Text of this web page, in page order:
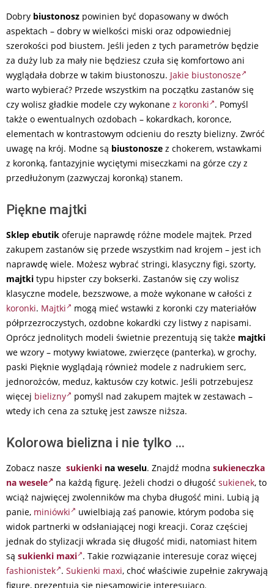
Dobry biustonosz powinien być dopasowany w dwóch
aspektach – dobry w wielkości miski oraz odpowiedniej
szerokości pod biustem. Jeśli jeden z tych parametrów będzie
za duży lub za mały nie będziesz czuła się komfortowo ani
wyglądała dobrze w takim biustonoszu. Jakie biustonosze
warto wybierać? Przede wszystkim na początku zastanów się
czy wolisz gładkie modele czy wykonane z koronki . Pomyśl
także o ewentualnych ozdobach – kokardkach, koronce,
elementach w kontrastowym odcieniu do reszty bielizny. Zwróć
uwagę na krój. Modne są biustonosze z chokerem, wstawkami
z koronką, fantazyjnie wyciętymi miseczkami na górze czy z
przedłużonym (zazwyczaj koronką) stanem.
Piękne majtki
Sklep ebutik oferuje naprawdę różne modele majtek. Przed
zakupem zastanów się przede wszystkim nad krojem – jest ich
naprawdę wiele. Możesz wybrać stringi, klasyczny figi, szorty,
majtki typu hipster czy bokserki. Zastanów się czy wolisz
klasyczne modele, bezszwowe, a może wykonane w całości z
koronki. Majtki
mogą mieć wstawki z koronki czy materiałów
półprzezroczystych, ozdobne kokardki czy listwy z napisami.
Oprócz jednolitych modeli świetnie prezentują się także majtki
we wzory – motywy kwiatowe, zwierzęce (panterka), w grochy,
paski Pięknie wyglądają również modele z nadrukiem serc,
jednorożców, meduz, kaktusów czy kotwic. Jeśli potrzebujesz
więcej bielizny
pomyśl nad zakupem majtek w zestawach –
wtedy ich cena za sztukę jest zawsze niższa.
Kolorowa bielizna i nie tylko …
Zobacz nasze sukienki na weselu. Znajdź modna sukieneczka
na wesele
na każdą figurę. Jeżeli chodzi o długość sukienek, to
wciąż najwięcej zwolenników ma chyba długość mini. Lubią ją
panie, miniówki
uwielbiają zaś panowie, którym podoba się
widok partnerki w odsłaniającej nogi kreacji. Coraz częściej
jednak do stylizacji wkrada się długość midi, natomiast hitem
są sukienki maxi . Takie rozwiązanie interesuje coraz więcej
fashionistek . Sukienki maxi, choć właściwie zupełnie zakrywają
figurę, prezentują się niesamowicie interesująco.